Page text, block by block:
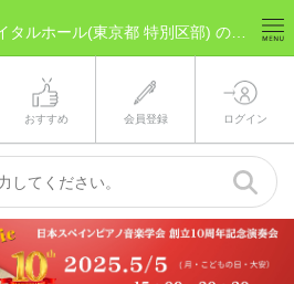
おすすめ 会員登録 ログイン